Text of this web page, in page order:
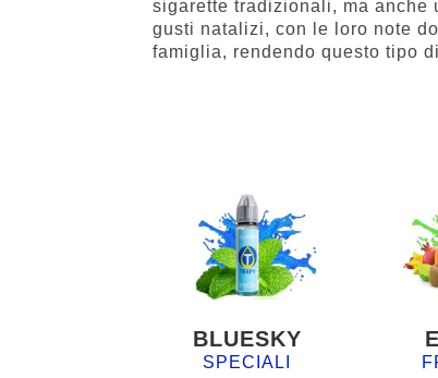
sigarette tradizionali, ma
gusti natalizi, con le loro note
famiglia, rendendo questo tipo
BLUESKY
SPECIALI